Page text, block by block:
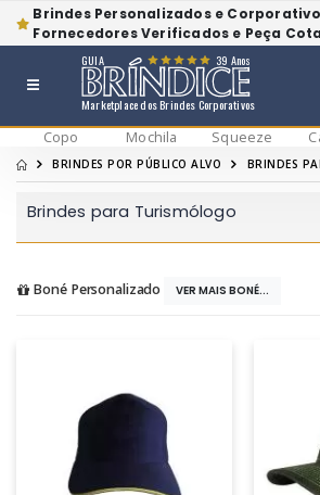
Brindes Personalizados e
Fornecedores Verificados e Peça
Marketplace dos Brindes Corporativos
GUIA 39 Anos
Copo Mochila Squeeze
BRINDES POR PÚBLICO ALVO BRINDES
Brindes para Turismólogo
Boné Personalizado VER MAIS BONÉ...